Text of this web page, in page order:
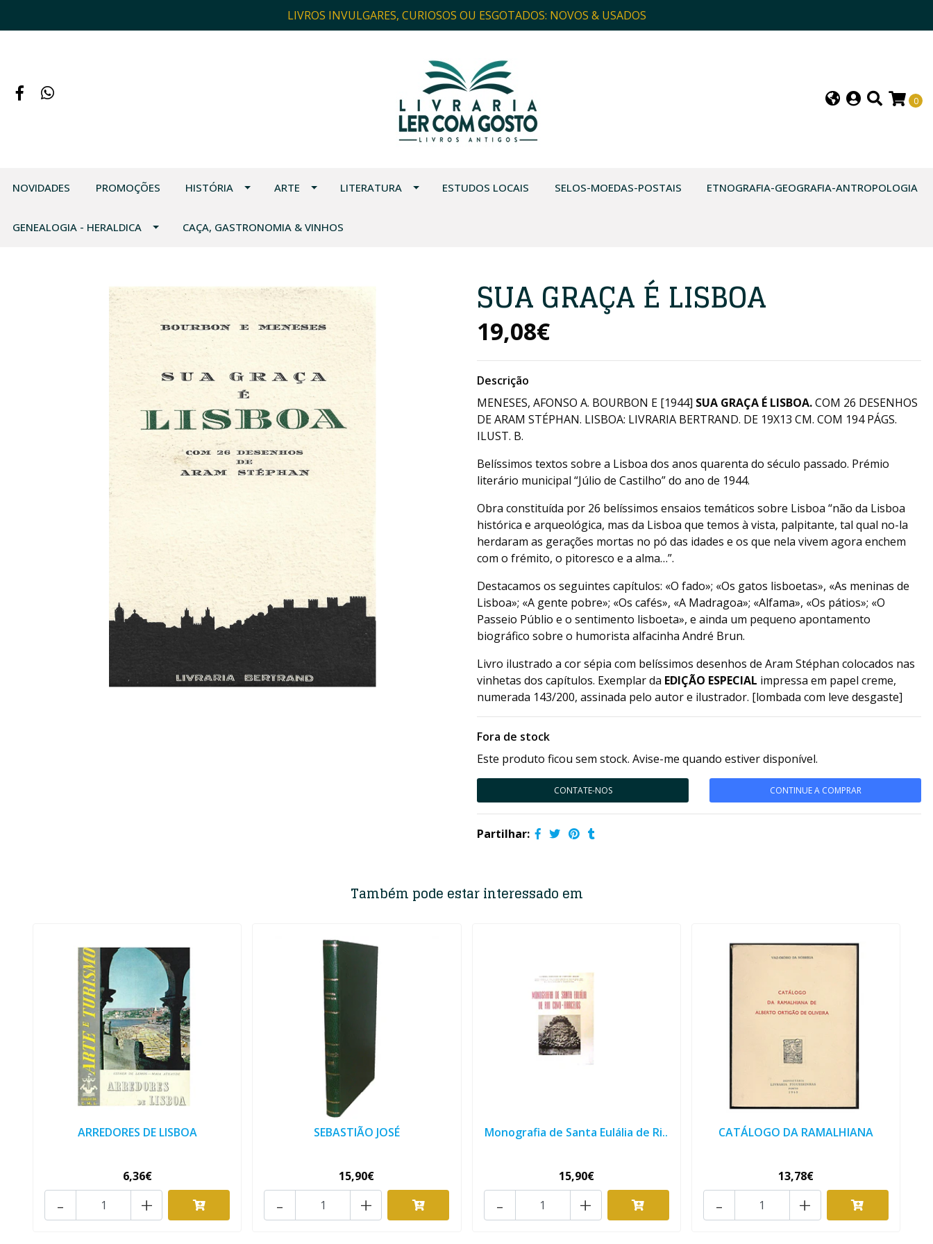
LIVROS INVULGARES, CURIOSOS OU ESGOTADOS: NOVOS & USADOS
0
NOVIDADES PROMOÇÕES HISTÓRIA ARTE LITERATURA ESTUDOS LOCAIS SELOS-MOEDAS-POSTAIS ETNOGRAFIA-GEOGRAFIA-ANTROPOLOGIA
GENEALOGIA - HERALDICA CAÇA, GASTRONOMIA & VINHOS
SUA GRAÇA É LISBOA
19,08€
Descrição
MENESES, AFONSO A. BOURBON E [1944] SUA GRAÇA É LISBOA.COM 26 DESENHOS
DE ARAM STÉPHAN. LISBOA: LIVRARIA BERTRAND. DE 19X13 CM. COM 194 PÁGS.
ILUST. B.
Belíssimos textos sobre a Lisboa dos anos quarenta do século passado. Prémio
literário municipal “Júlio de Castilho” do ano de 1944.
Obra constituída por 26 belíssimos ensaios temáticos sobre Lisboa “não da Lisboa
histórica e arqueológica, mas da Lisboa que temos à vista, palpitante, tal qual no-la
herdaram as gerações mortas no pó das idades e os que nela vivem agora enchem
com o frémito, o pitoresco e a alma…”.
Destacamos os seguintes capítulos: «O fado»; «Os gatos lisboetas», «As meninas de
Lisboa»; «A gente pobre»; «Os cafés», «A Madragoa»; «Alfama», «Os pátios»; «O
Passeio Públio e o sentimento lisboeta», e ainda um pequeno apontamento
biográfico sobre o humorista alfacinha André Brun.
Livro ilustrado a cor sépia com belíssimos desenhos de Aram Stéphan colocados nas
vinhetas dos capítulos. Exemplar da EDIÇÃO ESPECIAL impressa em papel creme,
numerada 143/200, assinada pelo autor e ilustrador. [lombada com leve desgaste]
Fora de stock
Este produto ficou sem stock. Avise-me quando estiver disponível.
CONTATE-NOS CONTINUE A COMPRAR
Partilhar:
Também pode estar interessado em
ARREDORES DE LISBOA
6,36€
+
-
SEBASTIÃO JOSÉ
15,90€
+
-
Monografia de Santa Eulália de Ri..
15,90€
+
-
CATÁLOGO DA RAMALHIANA
13,78€
+
-